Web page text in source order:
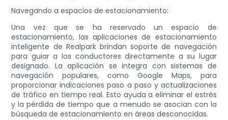
Navegando a espacios de estacionamiento:
Una vez que se ha reservado un espacio de
estacionamiento, las aplicaciones de estacionamiento
inteligente de Realpark brindan soporte de navegación
para guiar a los conductores directamente a su lugar
designado. La aplicación se integra con sistemas de
navegación populares, como Google Maps, para
proporcionar indicaciones paso a paso y actualizaciones
de tráfico en tiempo real. Esto ayuda a eliminar el estrés
y la pérdida de tiempo que a menudo se asocian con la
búsqueda de estacionamiento en áreas desconocidas.